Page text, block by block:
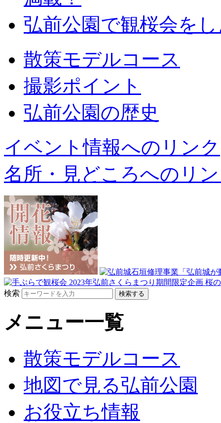
弘前公園で観桜会を
散策モデルコース
撮影ポイント
弘前公園の歴史
イベント情報へのリンク
名所・見どころへのリ
検索
メニュー一覧
散策モデルコース
地図で見る弘前公園
お役立ち情報